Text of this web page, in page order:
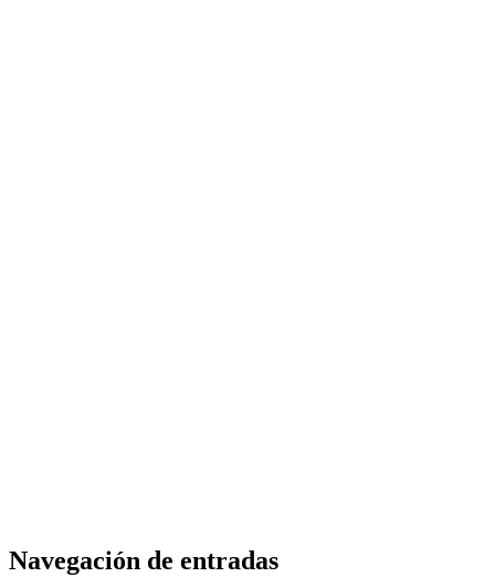
Navegación de entradas